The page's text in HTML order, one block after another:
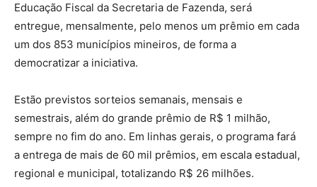
Educação Fiscal da Secretaria de Fazenda, será
entregue, mensalmente, pelo menos um prêmio em cada
um dos 853 municípios mineiros, de forma a
democratizar a iniciativa.
Estão previstos sorteios semanais, mensais e
semestrais, além do grande prêmio de R$ 1 milhão,
sempre no fim do ano. Em linhas gerais, o programa fará
a entrega de mais de 60 mil prêmios, em escala estadual,
regional e municipal, totalizando R$ 26 milhões.